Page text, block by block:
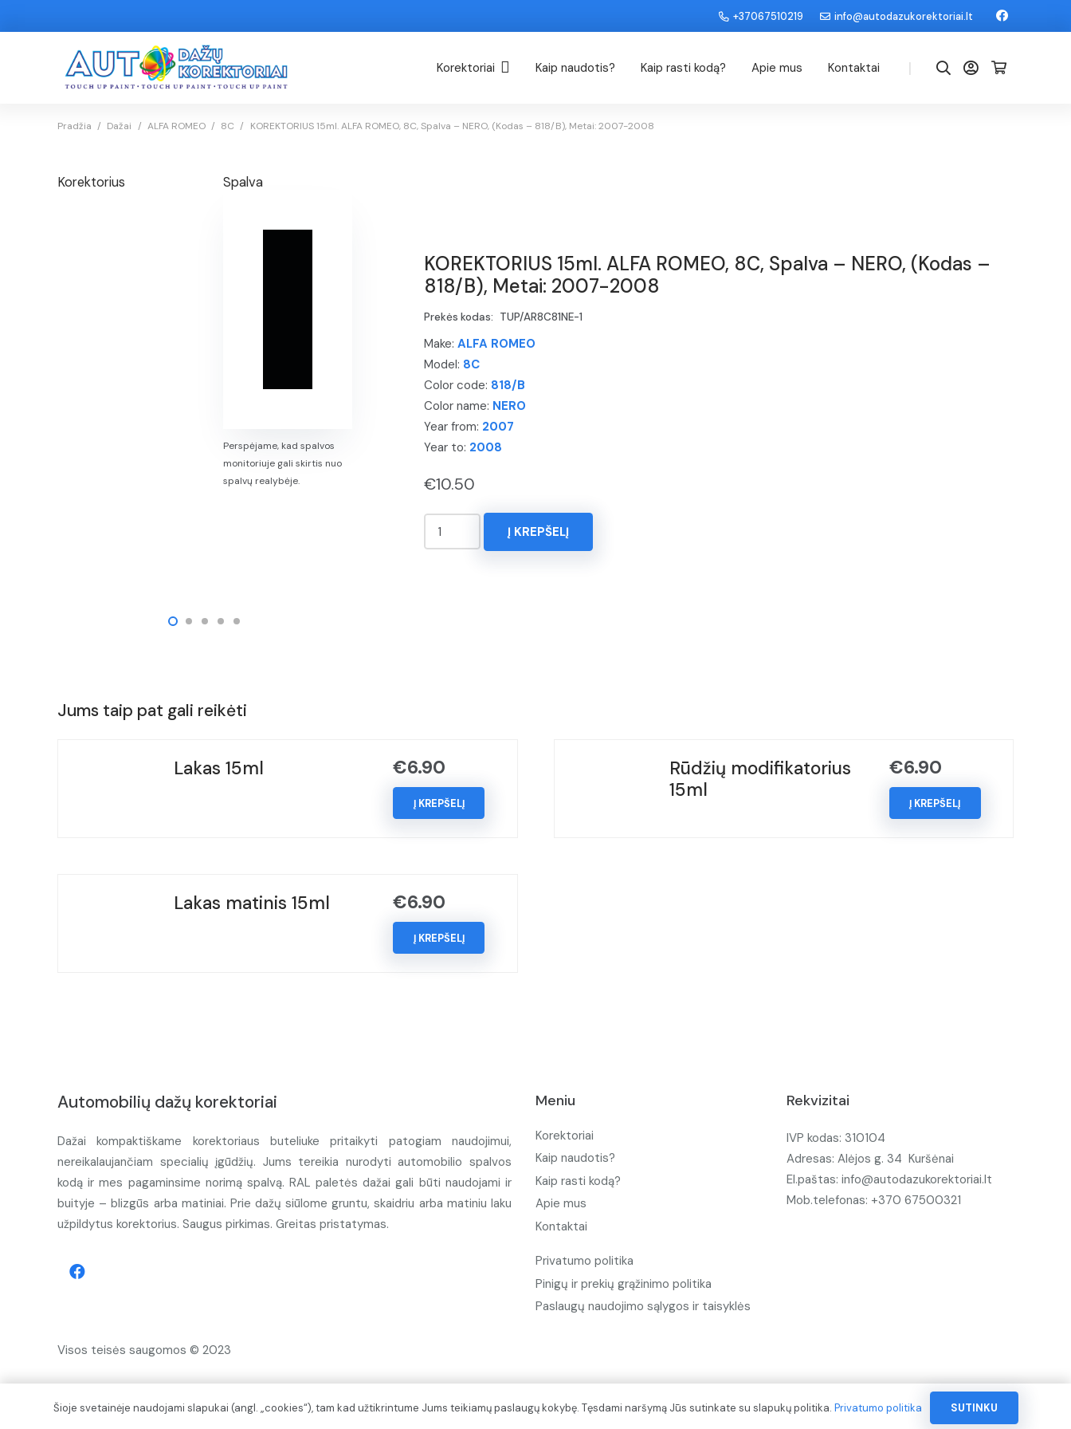
+37067510219 info@autodazukorektoriai.lt
Korektoriai Kaip naudotis? Kaip rasti kodą? Apie mus Kontaktai |
Pradžia / Dažai / ALFA ROMEO / 8C / KOREKTORIUS 15ml. ALFA ROMEO, 8C, Spalva – NERO, (Kodas – 818/B), Metai: 2007-2008
Korektorius Spalva
Perspėjame, kad spalvos
monitoriuje gali skirtis nuo
spalvų realybėje.
KOREKTORIUS 15ml. ALFA ROMEO, 8C, Spalva – NERO, (Kodas –
818/B), Metai: 2007-2008
Prekės kodas: TUP/AR8C81NE-1
Make: ALFA ROMEO
Model: 8C
Color code: 818/B
Color name: NERO
Year from: 2007
Year to: 2008
€10.50
produkto
kiekis:
818/B),
Į KREPŠELĮ
Jums taip pat gali reikėti
Lakas 15ml €6.90
Į KREPŠELĮ
Rūdžių modifikatorius
15ml
€6.90
Į KREPŠELĮ
Lakas matinis 15ml €6.90
Į KREPŠELĮ
Automobilių dažų korektoriai
Dažai kompaktiškame korektoriaus buteliuke pritaikyti patogiam naudojimui,
nereikalaujančiam specialių įgūdžių. Jums tereikia nurodyti automobilio spalvos
kodą ir mes pagaminsime norimą spalvą. RAL paletės dažai gali būti naudojami ir
buityje – blizgūs arba matiniai. Prie dažų siūlome gruntu, skaidriu arba matiniu laku
užpildytus korektorius. Saugus pirkimas. Greitas pristatymas.
Visos teisės saugomos © 2023
Meniu
Korektoriai
Kaip naudotis?
Kaip rasti kodą?
Apie mus
Kontaktai
Privatumo politika
Pinigų ir prekių grąžinimo politika
Paslaugų naudojimo sąlygos ir taisyklės
Rekvizitai
IVP kodas: 310104
Adresas: Alėjos g. 34 Kuršėnai
El.paštas: info@autodazukorektoriai.lt
Mob.telefonas: +370 67500321
Šioje svetainėje naudojami slapukai (angl. „cookies“), tam kad užtikrintume Jums teikiamų paslaugų kokybę. Tęsdami naršymą Jūs sutinkate su slapukų politika. Privatumo politika SUTINKU